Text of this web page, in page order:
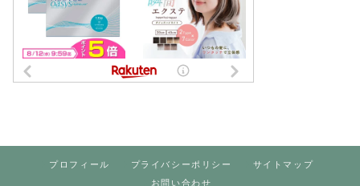
プロフィール プライバシーポリシー
サイトマップ
お問い合わせ